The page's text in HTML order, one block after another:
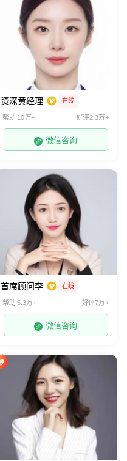
资深黄经理 在线
帮助 10万+ 好评2.3万+
微信咨询
首席顾问李 在线
帮助 5.3万+ 好评7万+
微信咨询